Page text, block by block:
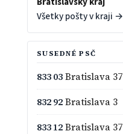
Všetky pošty v kraji →
SUSEDNÉ PSČ
833 03Bratislava 37
832 92Bratislava 3
833 12Bratislava 37